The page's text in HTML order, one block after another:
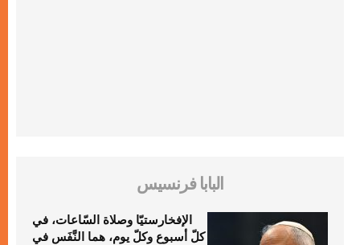
البابا فرنسيس
الإفخارستيّا وصلاة السّاعات، في
كلّ أسبوع وكلّ يوم، هما النَّفَس في